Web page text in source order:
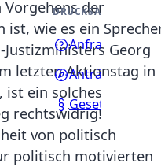
DRUCKSACHEN
Anfragen
Anträge
der
wie es ein
Justizministers Georg
letzten Aktionstag in
ist ein solches
rechtswidrig!
von politisch
politisch motivierten